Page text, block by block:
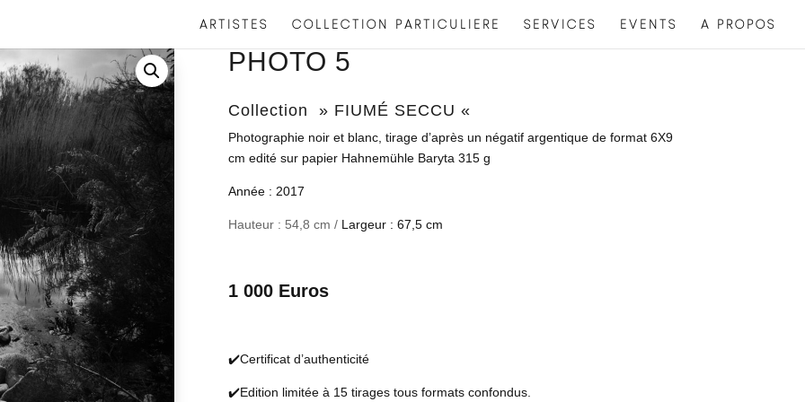
ARTISTES COLLECTION PARTICULIERE SERVICES EVENTS A PROPOS
PHOTO 5
Collection » FIUMÉ SECCU «
Photographie noir et blanc, tirage d’après un négatif argentique de format 6X9
cm edité sur papier Hahnemühle Baryta 315 g
Année : 2017
Hauteur : 54,8 cm / Largeur : 67,5 cm
1 000 Euros
✔️Certificat d’authenticité
✔️Edition limitée à 15 tirages tous formats confondus.